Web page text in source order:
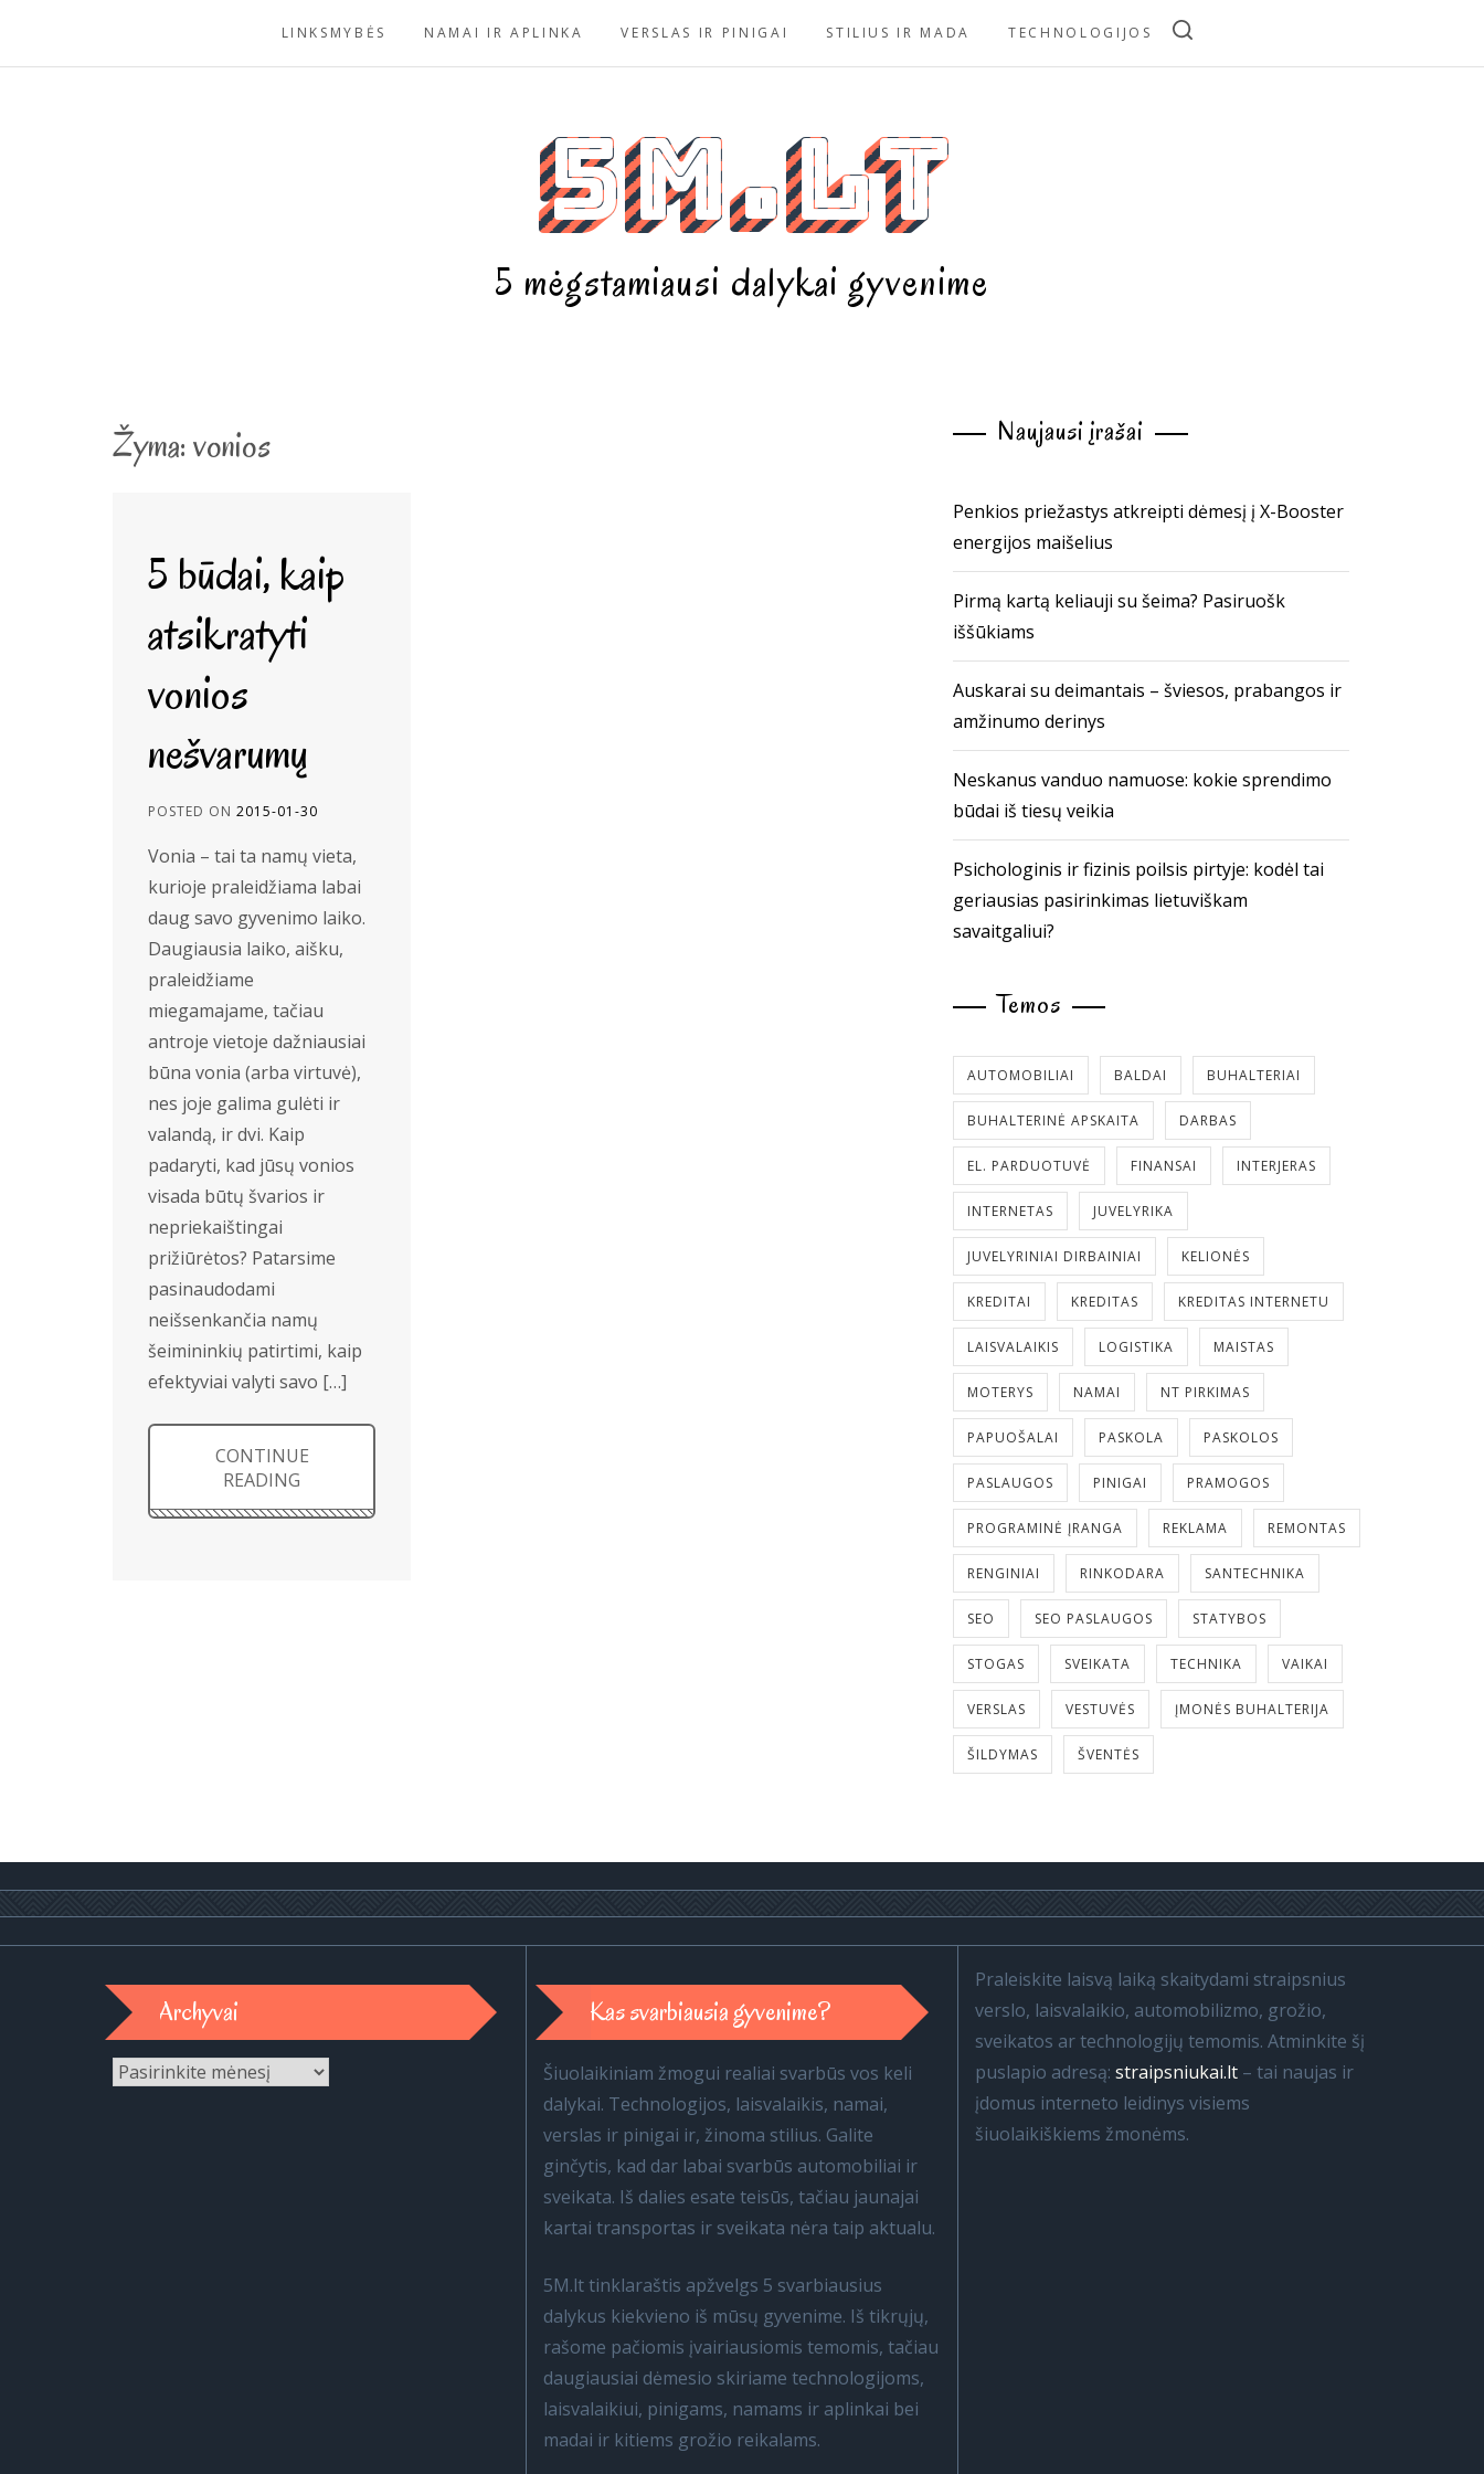
LINKSMYBĖS NAMAI IR APLINKA VERSLAS IR PINIGAI STILIUS IR MADA TECHNOLOGIJOS
5m.lt
5 mėgstamiausi dalykai gyvenime
Žyma:vonios
5 būdai, kaip
atsikratyti
vonios
nešvarumų
POSTED ON 2015-01-30
Vonia – tai ta namų vieta,
kurioje praleidžiama labai
daug savo gyvenimo laiko.
Daugiausia laiko, aišku,
praleidžiame
miegamajame, tačiau
antroje vietoje dažniausiai
būna vonia (arba virtuvė),
nes joje galima gulėti ir
valandą, ir dvi. Kaip
padaryti, kad jūsų vonios
visada būtų švarios ir
nepriekaištingai
prižiūrėtos? Patarsime
pasinaudodami
neišsenkančia namų
šeimininkių patirtimi, kaip
efektyviai valyti savo […]
CONTINUE
READING
Naujausi įrašai
Penkios priežastys atkreipti dėmesį į X-Booster
energijos maišelius
Pirmą kartą keliauji su šeima? Pasiruošk
iššūkiams
Auskarai su deimantais – šviesos, prabangos ir
amžinumo derinys
Neskanus vanduo namuose: kokie sprendimo
būdai iš tiesų veikia
Psichologinis ir fizinis poilsis pirtyje: kodėl tai
geriausias pasirinkimas lietuviškam
savaitgaliui?
Temos
AUTOMOBILIAI BALDAI BUHALTERIAI
BUHALTERINĖ APSKAITA DARBAS
EL. PARDUOTUVĖ FINANSAI INTERJERAS
INTERNETAS JUVELYRIKA
JUVELYRINIAI DIRBAINIAI KELIONĖS
KREDITAI KREDITAS KREDITAS INTERNETU
LAISVALAIKIS LOGISTIKA MAISTAS
MOTERYS NAMAI NT PIRKIMAS
PAPUOŠALAI PASKOLA PASKOLOS
PASLAUGOS PINIGAI PRAMOGOS
PROGRAMINĖ ĮRANGA REKLAMA REMONTAS
RENGINIAI RINKODARA SANTECHNIKA
SEO SEO PASLAUGOS STATYBOS
STOGAS SVEIKATA TECHNIKA VAIKAI
VERSLAS VESTUVĖS ĮMONĖS BUHALTERIJA
ŠILDYMAS ŠVENTĖS
Archyvai
Archyvai
Kas svarbiausia gyvenime?
Šiuolaikiniam žmogui realiai svarbūs vos keli
dalykai. Technologijos, laisvalaikis, namai,
verslas ir pinigai ir, žinoma stilius. Galite
ginčytis, kad dar labai svarbūs automobiliai ir
sveikata. Iš dalies esate teisūs, tačiau jaunajai
kartai transportas ir sveikata nėra taip aktualu.
5M.lt tinklaraštis apžvelgs 5 svarbiausius
dalykus kiekvieno iš mūsų gyvenime. Iš tikrųjų,
rašome pačiomis įvairiausiomis temomis, tačiau
daugiausiai dėmesio skiriame technologijoms,
laisvalaikiui, pinigams, namams ir aplinkai bei
madai ir kitiems grožio reikalams.
Praleiskite laisvą laiką skaitydami straipsnius
verslo, laisvalaikio, automobilizmo, grožio,
sveikatos ar technologijų temomis. Atminkite šį
puslapio adresą: straipsniukai.lt– tai naujas ir
įdomus interneto leidinys visiems
šiuolaikiškiems žmonėms.